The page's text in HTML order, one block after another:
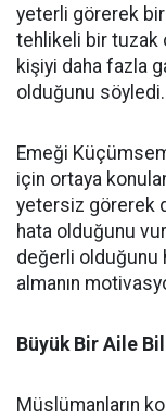
yeterli görerek bir
tehlikeli bir tuzak
kişiyi daha fazla
olduğunu söyledi.
Emeği
için ortaya
yetersiz görerek
hata olduğunu
değerli olduğunu
almanın
Büyük Bir Aile
Müslümanların